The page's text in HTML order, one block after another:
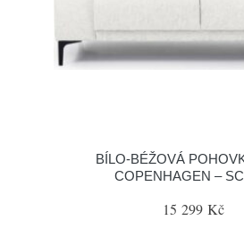
BÍLO-BÉŽOVÁ
COPENHAGEN –
15 299 Kč